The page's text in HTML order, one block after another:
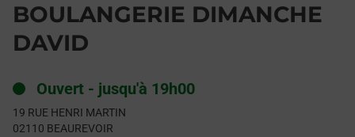
BOULANGERIE DIMANCHE
DAVID
Ouvert - jusqu'à 19h00
19 RUE HENRI MARTIN
02110 BEAUREVOIR